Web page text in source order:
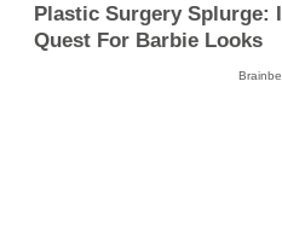
Plastic Surgery Splurge:
Quest For Barbie Looks